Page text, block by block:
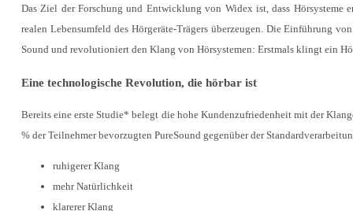
Das Ziel der Forschung und Entwicklung von Widex ist, dass
realen Lebensumfeld des Hörgeräte-Trägers überzeugen. Die Einführung
Sound und revolutioniert den Klang von Hörsystemen: Erstmals klingt ein
Eine technologische Revolution, die hörbar ist
Bereits eine erste Studie* belegt die hohe Kundenzufriedenheit mit der
% der Teilnehmer bevorzugten PureSound gegenüber der
ruhigerer Klang
mehr Natürlichkeit
klarerer Klang